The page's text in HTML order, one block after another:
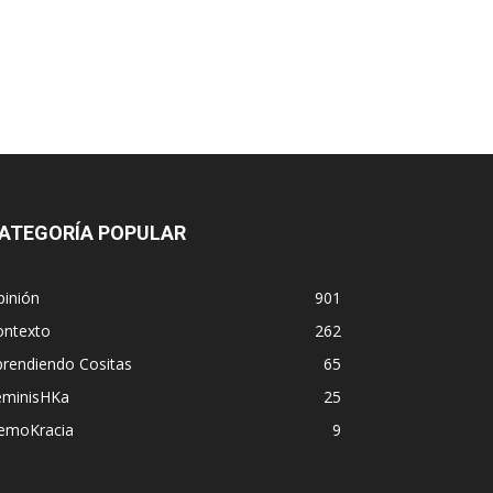
POPULAR
901
262
Cositas
65
25
9